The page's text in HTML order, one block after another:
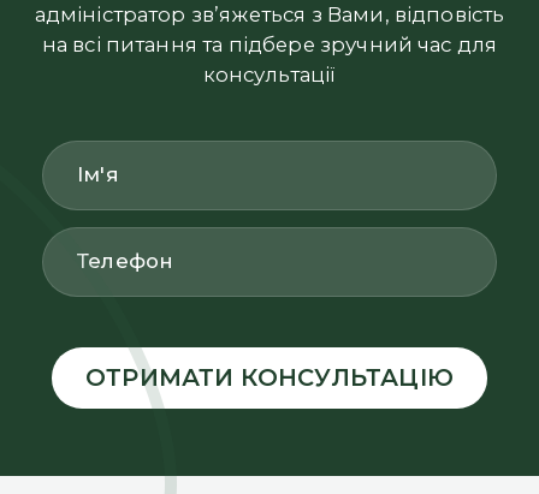
адміністратор зв’яжеться з Вами, відповість
на всі питання та підбере зручний час для
консультації